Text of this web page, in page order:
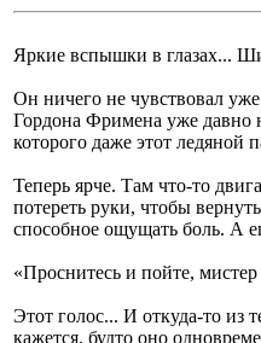
Яркие вспышки в глазах...
Он ничего не чувствовал
Гордона Фримена уже давно
которого даже этот ледяной
Теперь ярче. Там что-то
потереть руки, чтобы
способное ощущать боль. А
«Проснитесь и пойте,
Этот голос... И откуда-то из
кажется, будто оно